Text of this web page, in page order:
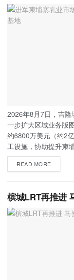
2026年8月7日，吉
一步扩大区域业务版
约6800万美元（约2
工设施，协助提升柬
READ MORE
槟城LRT再推进